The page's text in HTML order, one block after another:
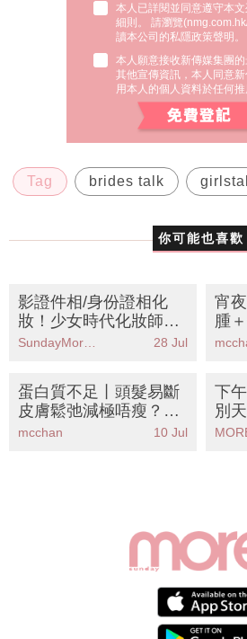
本人已詳閱並同意遵守本文
細則。 請瀏覽(
讀本公司的私隱政策聲明。
本人願意接收新傳媒集團的
其他宣傳資訊，本人同意
用本人的個人資料於任何推
Tag brides talk
你可能也喜歡
影證件相/身份證相化
妝！少女時代化妝師教
6大自然妝感技巧 上鏡
SundayMore編輯部 28 Jul
宵
腫
蛋白質不足丨頭髮易斷
皮膚鬆弛減極唔瘦？營
養師拆解8大高蛋白食
mcchan 10 Jul
下
別
出